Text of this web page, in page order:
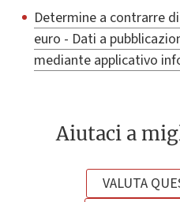
Determine a contrarre
euro - Dati a
mediante applicativo
Aiutaci a
VALUTA